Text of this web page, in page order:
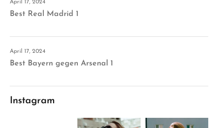
April 17, 2024
Best Real Madrid 1
April 17, 2024
Best Bayern gegen Arsenal 1
Instagram